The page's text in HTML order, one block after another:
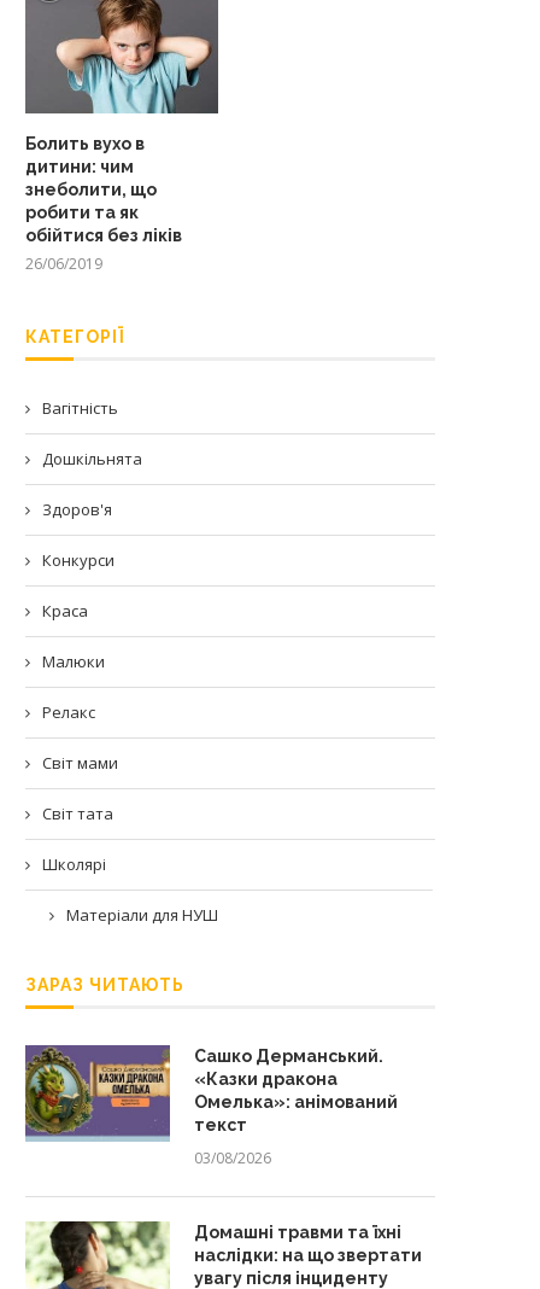
Болить вухо в
дитини: чим
знеболити, що
робити та як
обійтися без ліків
26/06/2019
КАТЕГОРІЇ
Вагітність
Дошкільнята
Здоров'я
Конкурси
Краса
Малюки
Релакс
Світ мами
Світ тата
Школярі
Матеріали для НУШ
ЗАРАЗ ЧИТАЮТЬ
Сашко Дерманський.
«Казки дракона
Омелька»: анімований
текст
03/08/2026
Домашні травми та їхні
наслідки: на що звертати
увагу після інциденту